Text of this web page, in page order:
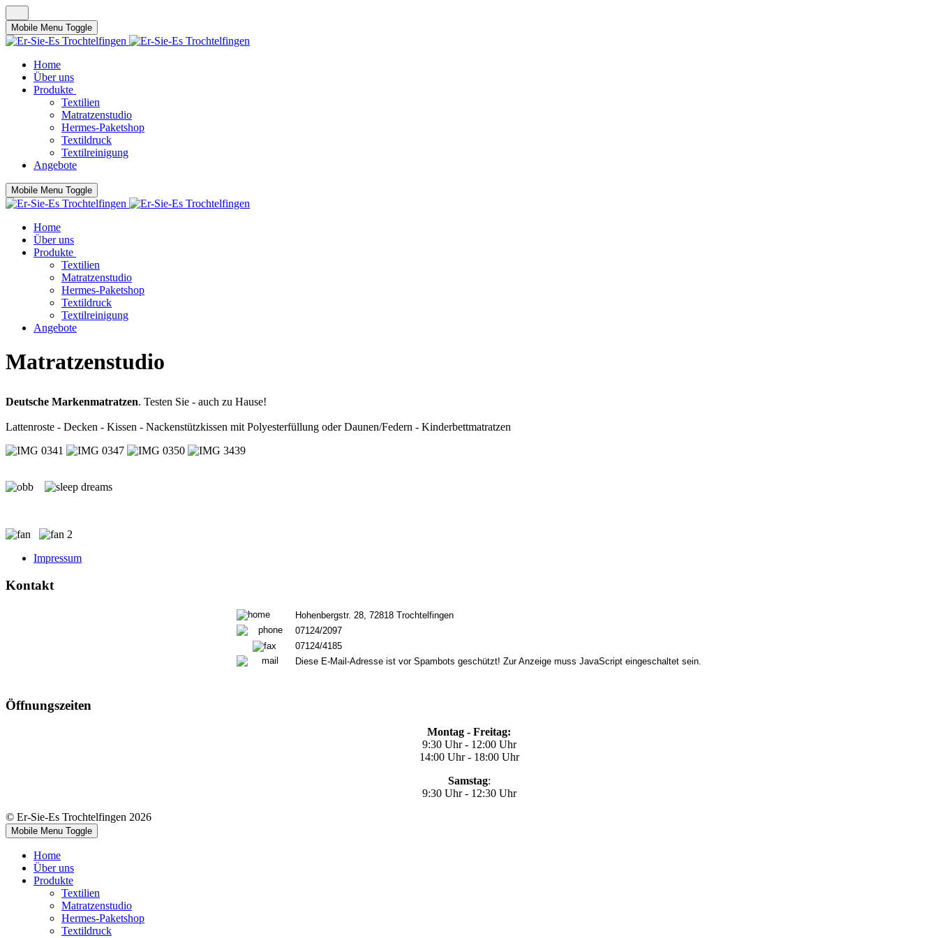
Mobile Menu Toggle
Home
Über uns
Produkte
Textilien
Matratzenstudio
Hermes-Paketshop
Textildruck
Textilreinigung
Angebote
Mobile Menu Toggle
Home
Über uns
Produkte
Textilien
Matratzenstudio
Hermes-Paketshop
Textildruck
Textilreinigung
Angebote
Matratzenstudio
Deutsche Markenmatratzen. Testen Sie - auch zu Hause!
Lattenroste - Decken - Kissen - Nackenstützkissen mit Polyesterfüllung oder Daunen/Federn - Kinderbettmatratzen
Impressum
Kontakt
Hohenbergstr. 28, 72818 Trochtelfingen
07124/2097
07124/4185
Diese E-Mail-Adresse ist vor Spambots geschützt! Zur Anzeige muss JavaScript eingeschaltet sein.
Öffnungszeiten
Montag - Freitag:
9:30 Uhr - 12:00 Uhr
14:00 Uhr - 18:00 Uhr
Samstag:
9:30 Uhr - 12:30 Uhr
© Er-Sie-Es Trochtelfingen 2026
Mobile Menu Toggle
Home
Über uns
Produkte
Textilien
Matratzenstudio
Hermes-Paketshop
Textildruck